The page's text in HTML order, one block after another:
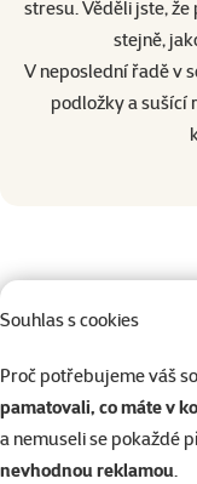
Souhlas s cookies
Proč potřebujeme váš
pamatovali, co máte v
a nemuseli se pokaždé
nevhodnou reklamou.
stresu. Věděli jste,
stejně,
V neposlední řadě v
podložky a sušící